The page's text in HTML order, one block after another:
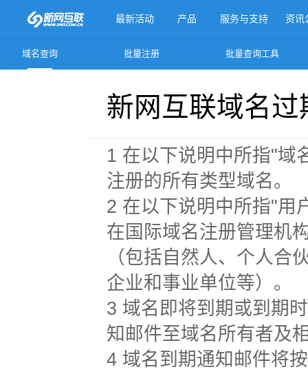
最新活动 产品 服务与支持 资讯
更多产品
域名查询 批量注册 批量查询工具
新网互联域名
1 在以下说明中所指"域
注册的所有类型域名。
2 在以下说明中所指"用
在国际域名注册管理机
（包括自然人、个人合
企业和事业单位等）。
3 域名即将到期或到期
知邮件至域名所有者及
4 域名到期通知邮件将